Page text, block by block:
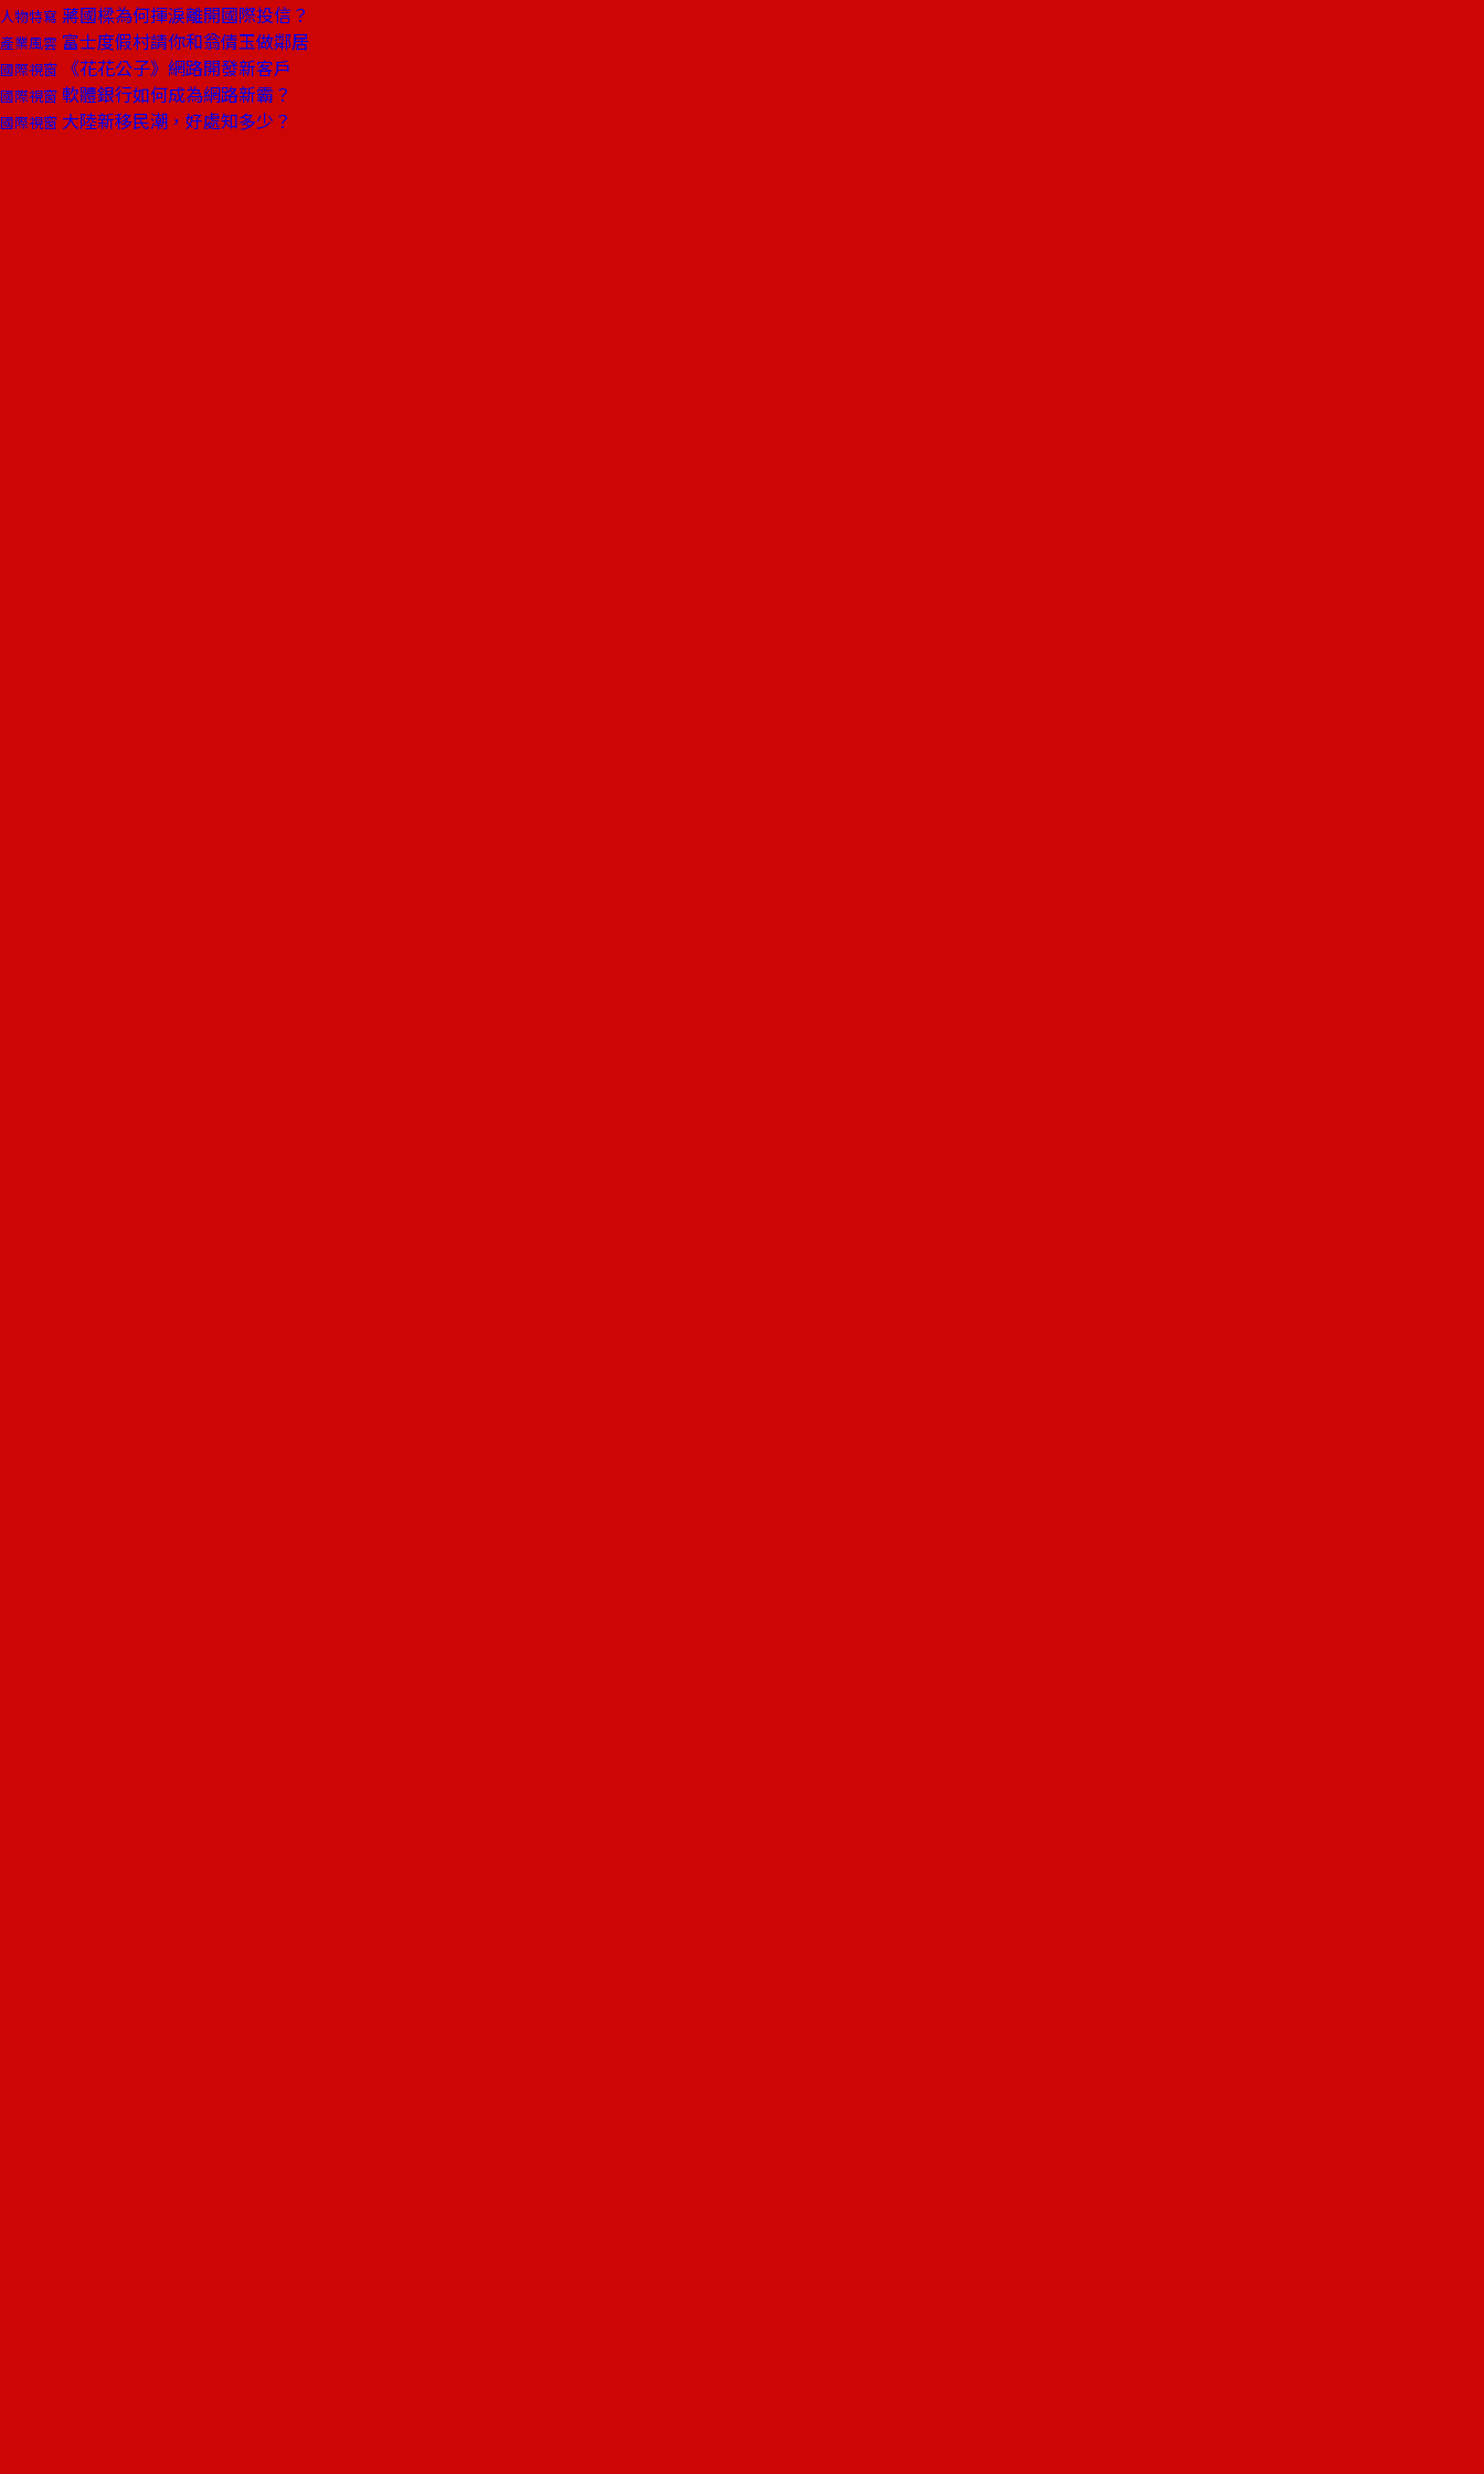
人物特寫 蔣國樑為何揮淚離開國際投信？
產業風雲 富士度假村請你和翁倩玉做鄰居
國際視窗 《花花公子》網路開發新客戶
國際視窗 軟體銀行如何成為網路新霸？
國際視窗 大陸新移民潮，好處知多少？